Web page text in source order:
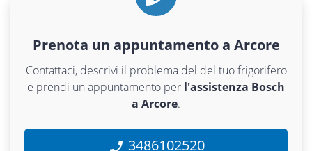
Prenota un appuntamento a Arcore
Contattaci, descrivi il problema del del tuo frigorifero
e prendi un appuntamento per l'assistenza Bosch
a Arcore.
3486102520